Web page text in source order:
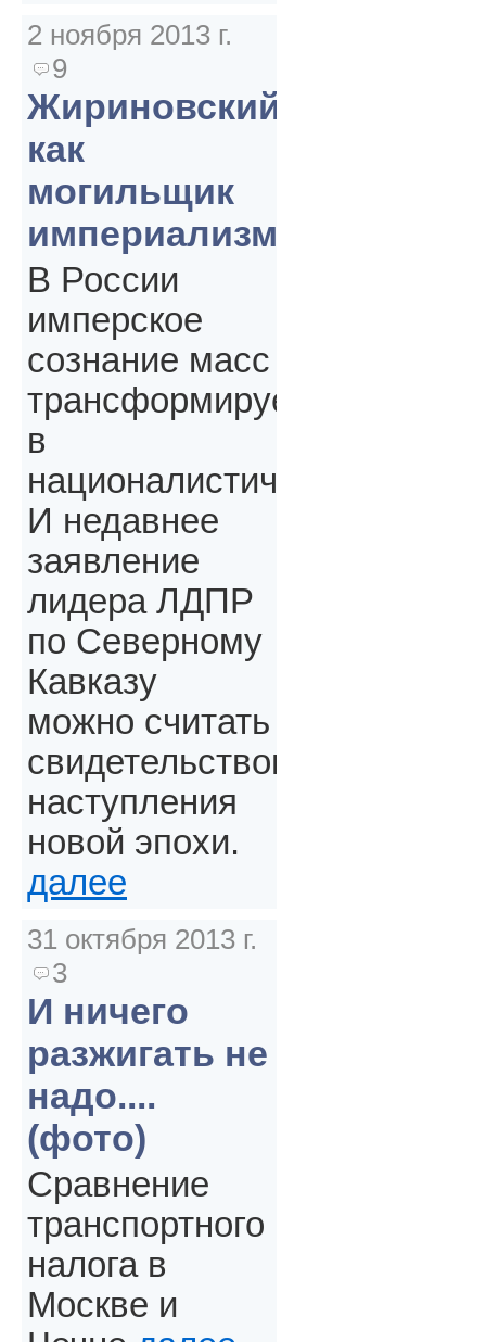
2 ноября 2013 г.
9
Жириновский
как
могильщик
империализма
В России
имперское
сознание масс
трансформируется
в
националистическое.
И недавнее
заявление
лидера ЛДПР
по Северному
Кавказу
можно считать
свидетельством
наступления
новой эпохи.
далее
31 октября 2013 г.
3
И ничего
разжигать не
надо....
(фото)
Сравнение
транспортного
налога в
Москве и